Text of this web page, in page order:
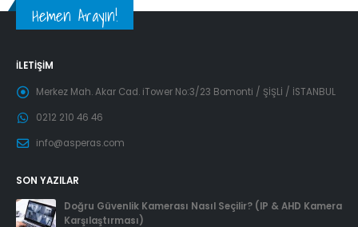
Hemen Arayın!
İLETIŞIM
Merkez Mah. Akar Cad. iTower No:3/23 Bomonti / ŞİŞLİ / İSTANBUL
0212 210 46 46
info@asperas.com
SON YAZILAR
Doğru Güvenlik Kamerası Nasıl Seçilir? (IP & AHD Kamera
Karşılaştırması)